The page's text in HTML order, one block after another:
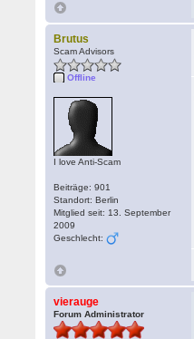
Brutus
Scam Advisors
Offline
I love Anti-Scam
Beiträge: 901
Standort: Berlin
Mitglied seit: 13. September
2009
Geschlecht:
vierauge
Forum Administrator